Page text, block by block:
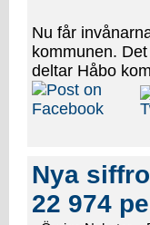
Nu får
kommunen.
deltar Håbo
Nya
22 974